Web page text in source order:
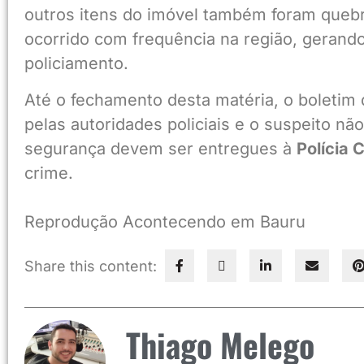
outros itens do imóvel também foram
ocorrido com frequência na região,
policiamento.
Até o fechamento desta matéria, o
pelas autoridades policiais e o suspeito
segurança devem ser entregues à Polícia
crime.
Reprodução Acontecendo em Bauru
Share this content:
Thiago Melego